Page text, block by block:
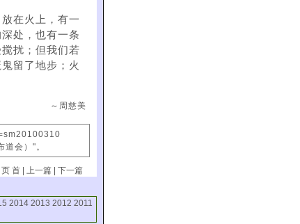
在火上，有一
处，也有一条
扰；但我们若
留了地步；火
～周慈美
会）"。
页 首 |上一篇 |下一篇
2014 2013 2012 2011